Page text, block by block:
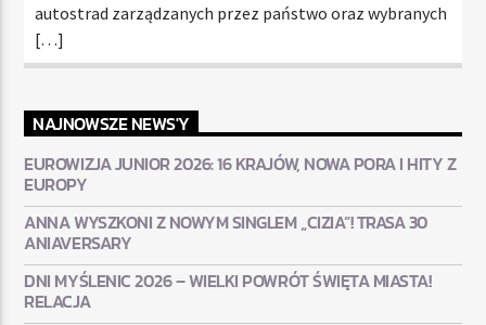
autostrad zarządzanych przez państwo oraz wybranych
[…]
NAJNOWSZE NEWS'Y
EUROWIZJA JUNIOR 2026: 16 KRAJÓW, NOWA PORA I HITY Z
EUROPY
ANNA WYSZKONI Z NOWYM SINGLEM „CIZIA”! TRASA 30
ANIAVERSARY
DNI MYŚLENIC 2026 – WIELKI POWRÓT ŚWIĘTA MIASTA!
RELACJA